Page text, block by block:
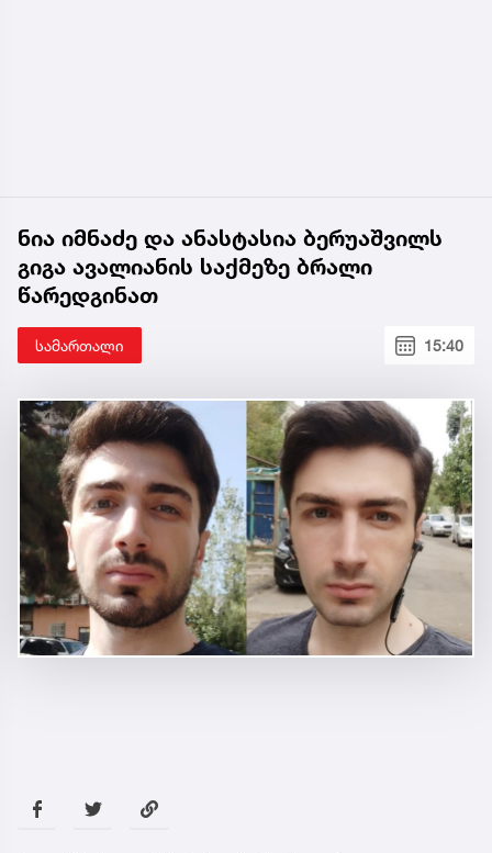
ნია იმნაძე და ანასტასია ბერუაშვილს
გიგა ავალიანის საქმეზე ბრალი
წარედგინათ
სამართალი 15:40